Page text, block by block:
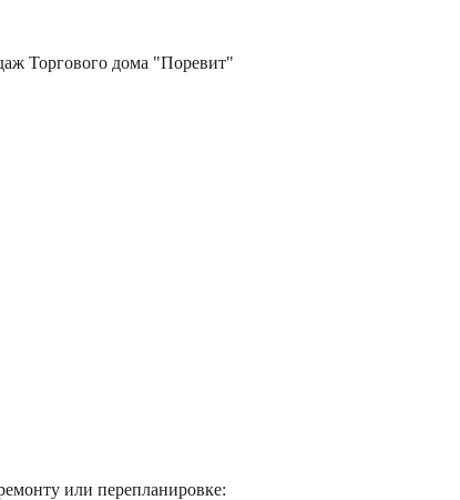
Торгового дома "Поревит"
или перепланировке: